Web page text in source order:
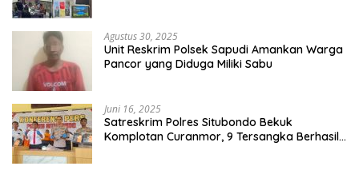
Agustus 30, 2025
Unit Reskrim Polsek Sapudi Amankan Warga
Pancor yang Diduga Miliki Sabu
Juni 16, 2025
Satreskrim Polres Situbondo Bekuk
Komplotan Curanmor, 9 Tersangka Berhasil